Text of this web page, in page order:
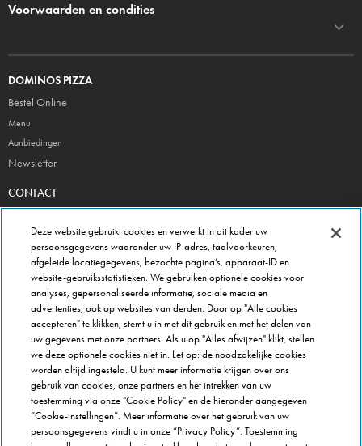
Voorwaarden en condities
DOMINOS PIZZA
Bestel Online
Menu
Aanbiedingen
Newsletter
CONTACT
Hoofdkantoor
Winkel gegevens
Beheer je voorkeuren
FRANCHISE INFO
Domino's Franchise
Selectie Criteria
Veel gestelde vragen
OVER DOMINOS
Werken bij Domino's
Onze keuken
Deze website gebruikt cookies en verwerkt in dit kader uw
persoonsgegevens waaronder uw IP-adres, taalvoorkeuren,
afgeleide locatiegegevens, bezochte pagina’s, apparaat-ID en
website-gebruiksstatistieken. We gebruiken optionele cookies voor
analyses, gepersonaliseerde informatie, sociale media en
advertenties, ook op websites van derden. Door op "Alle cookies
accepteren" te klikken, stemt u in met dit gebruik en met het delen van
uw gegevens met onze partners. Als u op "Alles afwijzen" klikt, stellen
we deze optionele cookies niet in. Let op: de noodzakelijke cookies
worden altijd ingesteld. U kunt meer informatie krijgen over ons
gebruik van cookies, onze partners en het intrekken van uw
toestemming via onze "Cookie Policy" en de hieronder aangegeven
“Cookie-instellingen”. Meer informatie over het gebruik van uw
persoonsgegevens vindt u in onze “Privacy Policy”. Toestemming